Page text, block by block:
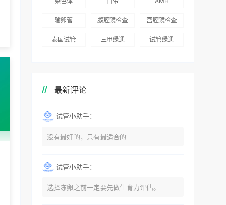
得分最高
输卵管 腹腔镜检查 宫腔镜检查
泰国试管 三甲绿通 试管绿通
最新评论
试管小助手：
没有最好的，只有最适合的
试管小助手：
选择冻卵之前一定要先做生育力评估。